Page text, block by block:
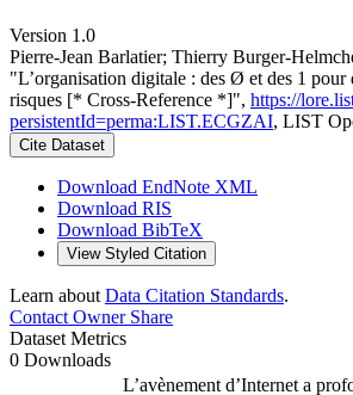
Version 1.0
Pierre‐Jean Barlatier; Thierry
"L’organisation digitale : des Ø et des 1 pour
risques [* Cross-Reference *]", https://
persistentId=perma:LIST.ECGZAI, LIST
Cite Dataset
Download EndNote XML
Download RIS
Download BibTeX
View Styled Citation
Learn about Data Citation Standards.
Contact OwnerShare
Dataset Metrics
0 Downloads
L’avènement d’Internet a